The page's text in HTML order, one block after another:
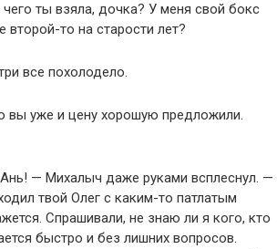
ты взяла, дочка? У меня свой бокс
второй-то на старости лет?
все похолодело.
вы уже и цену хорошую предложили.
— Михалыч даже руками всплеснул. —
твой Олег с каким-то патлатым
Спрашивали, не знаю ли я кого, кто
быстро и без лишних вопросов.